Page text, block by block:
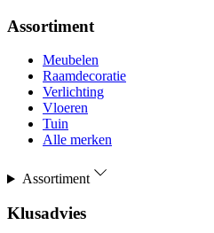
Assortiment
Meubelen
Raamdecoratie
Verlichting
Vloeren
Tuin
Alle merken
Assortiment
Klusadvies